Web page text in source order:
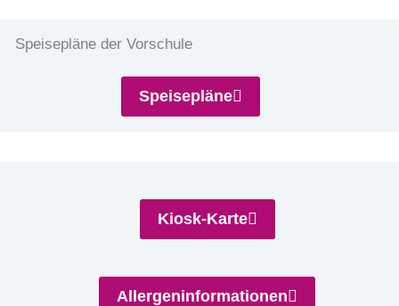
Speisepläne der Vorschule
Speisepläne
Kiosk-Karte
Allergeninformationen